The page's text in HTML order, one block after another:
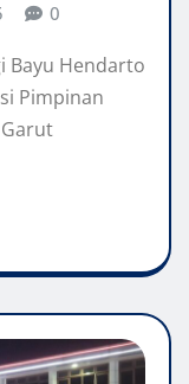
0
Bayu Hendarto
Pimpinan